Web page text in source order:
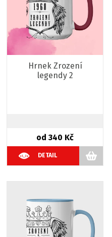
Hrnek Zrození
legendy 2
od 340 Kč
DETAIL